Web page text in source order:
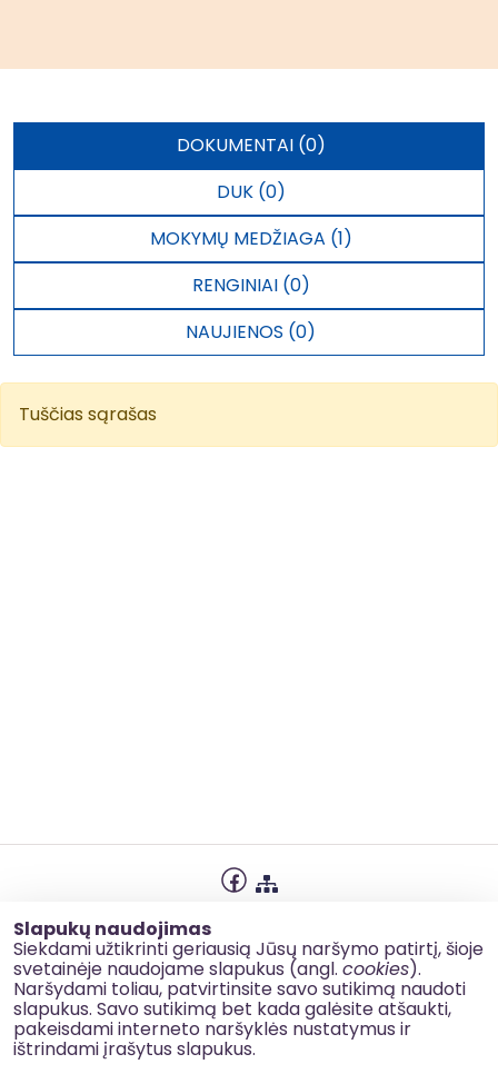
Slapukų naudojimas
Siekdami užtikrinti geriausią Jūsų naršymo patirtį, šioje
svetainėje naudojame slapukus (angl. cookies).
Naršydami toliau, patvirtinsite savo sutikimą naudoti
slapukus. Savo sutikimą bet kada galėsite atšaukti,
pakeisdami interneto naršyklės nustatymus ir
ištrindami įrašytus slapukus.
DOKUMENTAI (0)
DUK (0)
MOKYMŲ MEDŽIAGA (1)
RENGINIAI (0)
NAUJIENOS (0)
Tuščias sąrašas
Slapukų naudojimas
Korupcijos prevencija
Kontaktai